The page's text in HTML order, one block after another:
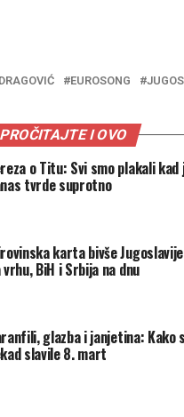
EUROSONG
PROČITAJTE I OVO
o Titu: Svi smo plakali kad
tvrde suprotno
karta bivše
vrhu, BiH i Srbija na dnu
glazba i janjetina: Kako
slavile 8. mart